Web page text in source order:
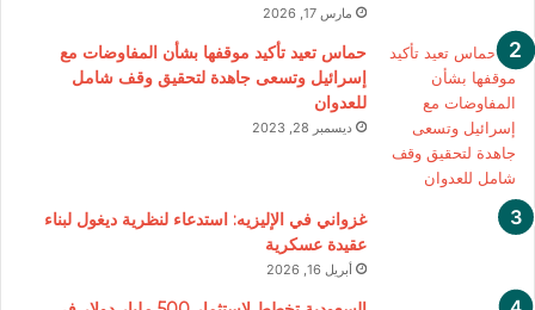
مارس 17, 2026
حماس تعيد تأكيد موقفها بشأن المفاوضات مع
إسرائيل وتسعى جاهدة لتحقيق وقف شامل
للعدوان
ديسمبر 28, 2023
غزواني في الإليزيه: استدعاء لنظرية ديغول لبناء
عقيدة عسكرية
أبريل 16, 2026